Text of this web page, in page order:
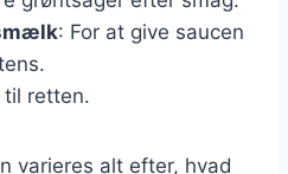
: For at give saucen
til retten.
varieres alt efter, hvad